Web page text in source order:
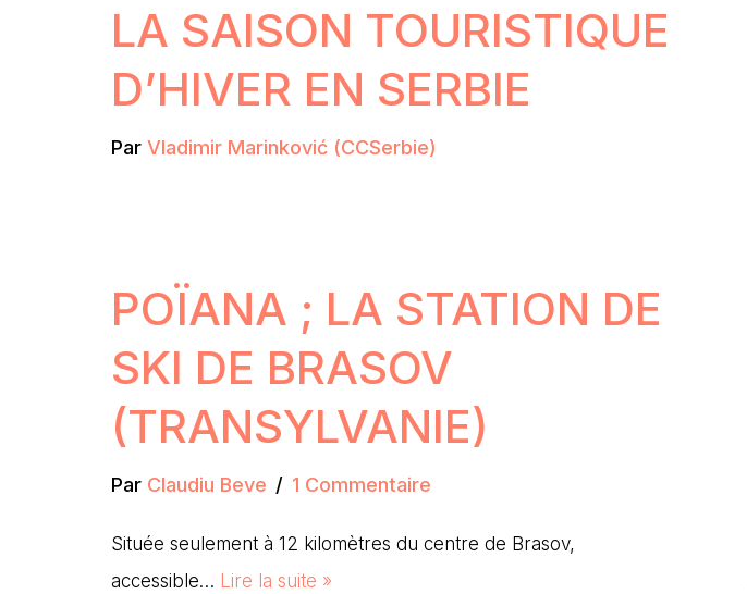
LA SAISON TOURISTIQUE
D’HIVER EN SERBIE
Par Vladimir Marinković (CCSerbie)
POÏANA ; LA STATION DE
SKI DE BRASOV
(TRANSYLVANIE)
Par Claudiu Beve 1 Commentaire
Située seulement à 12 kilomètres du centre de Brasov,
accessible… Lire la suite »